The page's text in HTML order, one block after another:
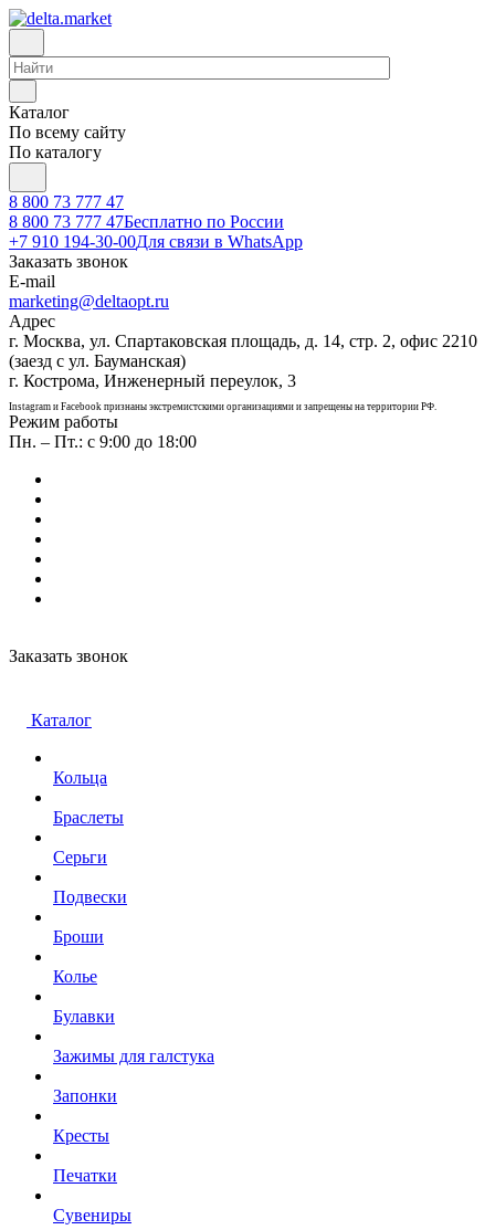
Каталог
По всему сайту
По каталогу
8 800 73 777 47
8 800 73 777 47Бесплатно по России
+7 910 194-30-00Для связи в WhatsApp
Заказать звонок
E-mail
marketing@deltaopt.ru
Адрес
г. Москва, ул. Спартаковская площадь, д. 14, стр. 2, офис 2210
(заезд с ул. Бауманская)
г. Кострома, Инженерный переулок, 3
Instagram и Facebook признаны экстремистскими организациями и запрещены на территории РФ.
Режим работы
Пн. – Пт.: с 9:00 до 18:00
Заказать звонок
Каталог
Кольца
Браслеты
Серьги
Подвески
Броши
Колье
Булавки
Зажимы для галстука
Запонки
Кресты
Печатки
Сувениры